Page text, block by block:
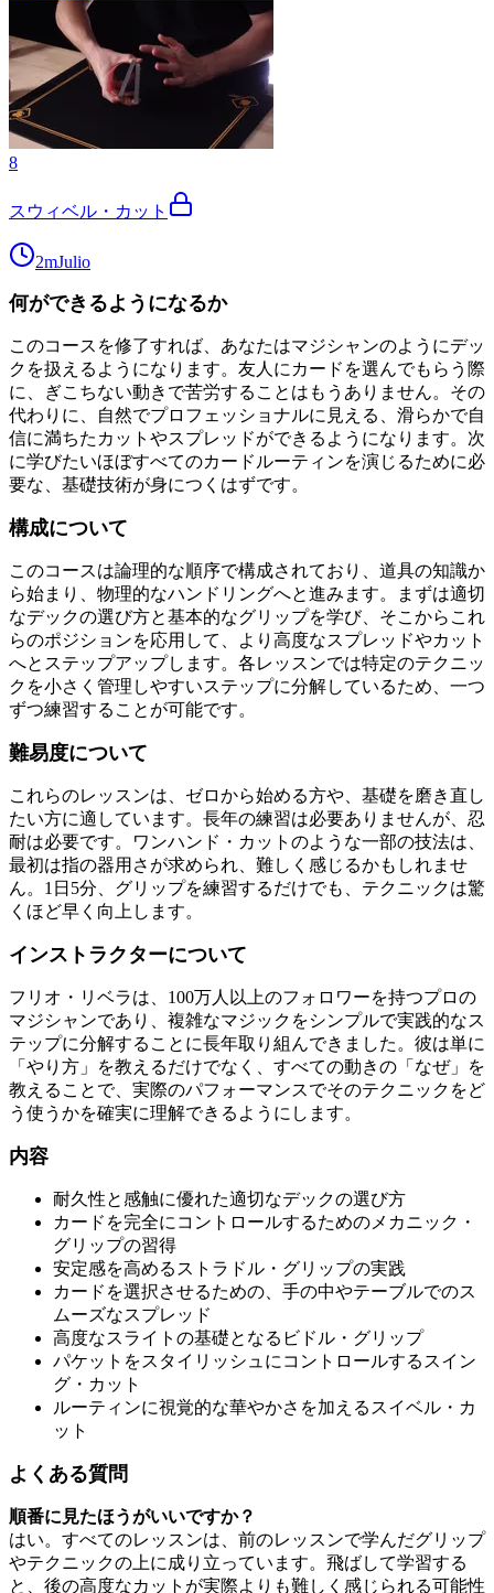
8
スウィベル・カット
2mJulio
何ができるようになるか
このコースを修了すれば、あなたはマジシャンのようにデッ
クを扱えるようになります。友人にカードを選んでもらう際
に、ぎこちない動きで苦労することはもうありません。その
代わりに、自然でプロフェッショナルに見える、滑らかで自
信に満ちたカットやスプレッドができるようになります。次
に学びたいほぼすべてのカードルーティンを演じるために必
要な、基礎技術が身につくはずです。
構成について
このコースは論理的な順序で構成されており、道具の知識か
ら始まり、物理的なハンドリングへと進みます。まずは適切
なデックの選び方と基本的なグリップを学び、そこからこれ
らのポジションを応用して、より高度なスプレッドやカット
へとステップアップします。各レッスンでは特定のテクニッ
クを小さく管理しやすいステップに分解しているため、一つ
ずつ練習することが可能です。
難易度について
これらのレッスンは、ゼロから始める方や、基礎を磨き直し
たい方に適しています。長年の練習は必要ありませんが、忍
耐は必要です。ワンハンド・カットのような一部の技法は、
最初は指の器用さが求められ、難しく感じるかもしれませ
ん。1日5分、グリップを練習するだけでも、テクニックは驚
くほど早く向上します。
インストラクターについて
フリオ・リベラは、100万人以上のフォロワーを持つプロの
マジシャンであり、複雑なマジックをシンプルで実践的なス
テップに分解することに長年取り組んできました。彼は単に
「やり方」を教えるだけでなく、すべての動きの「なぜ」を
教えることで、実際のパフォーマンスでそのテクニックをど
う使うかを確実に理解できるようにします。
内容
耐久性と感触に優れた適切なデックの選び方
カードを完全にコントロールするためのメカニック・
グリップの習得
安定感を高めるストラドル・グリップの実践
カードを選択させるための、手の中やテーブルでのス
ムーズなスプレッド
高度なスライトの基礎となるビドル・グリップ
パケットをスタイリッシュにコントロールするスイン
グ・カット
ルーティンに視覚的な華やかさを加えるスイベル・カ
ット
よくある質問
順番に見たほうがいいですか？
はい。すべてのレッスンは、前のレッスンで学んだグリップ
やテクニックの上に成り立っています。飛ばして学習する
と、後の高度なカットが実際よりも難しく感じられる可能性